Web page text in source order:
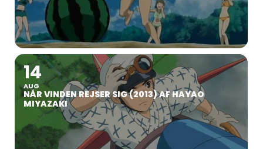
14
AUG
NÅR VINDEN REJSER SIG (2013) AF HAYAO
MIYAZAKI